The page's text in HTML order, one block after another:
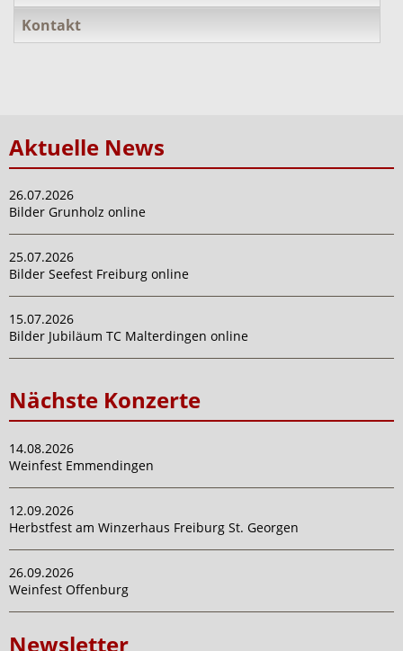
Kontakt
Aktuelle News
26.07.2026
Bilder Grunholz online
25.07.2026
Bilder Seefest Freiburg online
15.07.2026
Bilder Jubiläum TC Malterdingen online
Nächste Konzerte
14.08.2026
Weinfest Emmendingen
12.09.2026
Herbstfest am Winzerhaus Freiburg St. Georgen
26.09.2026
Weinfest Offenburg
Newsletter